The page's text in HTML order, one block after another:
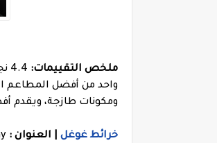
ملخص التقييمات: 4.4 نجوم
واحد من أفضل المطاعم
ومكونات طازجة، ويقدم
خرائط غوغل | العنوان :